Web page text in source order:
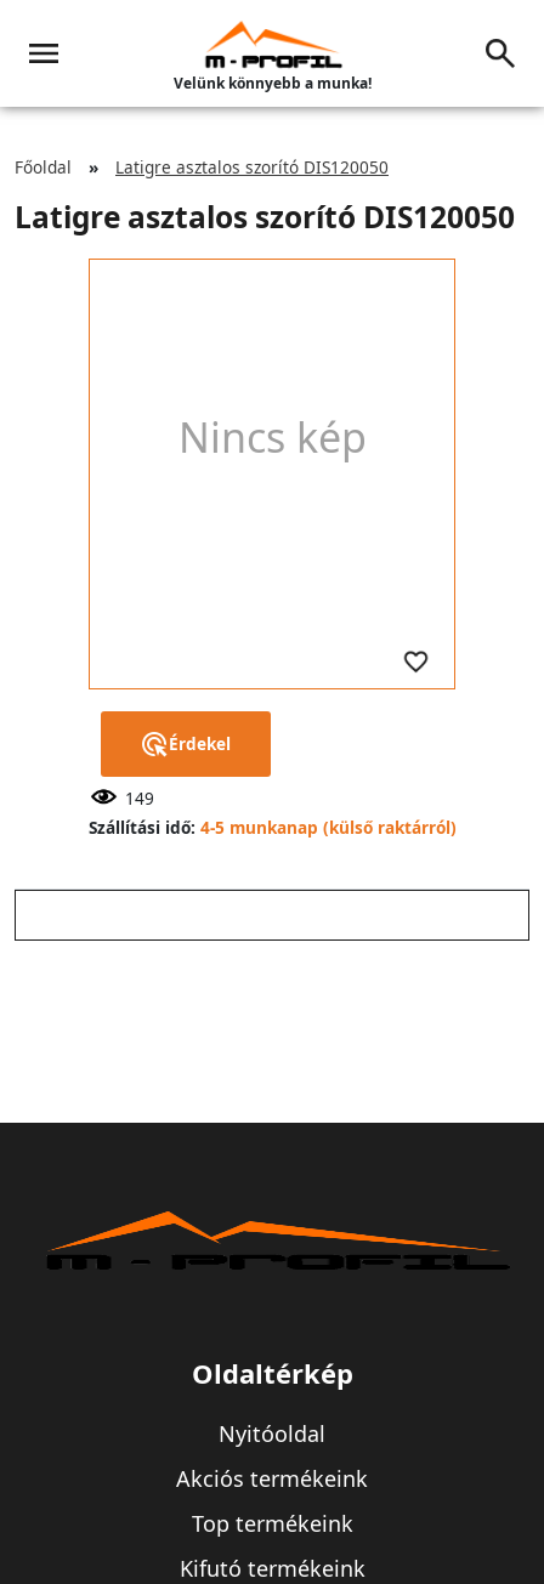
Velünk könnyebb a munka!
Főoldal Latigre asztalos szorító DIS120050
Latigre asztalos szorító DIS120050
Nincs kép
Érdekel
149
Szállítási idő: 4-5 munkanap (külső raktárról)
Oldaltérkép
Nyitóoldal
Akciós termékeink
Top termékeink
Kifutó termékeink